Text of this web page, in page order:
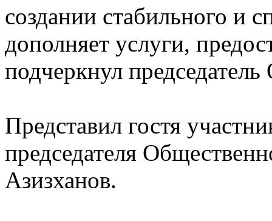
создании стабильного и
дополняет услуги,
подчеркнул
Представил гостя
председателя
Азизханов.